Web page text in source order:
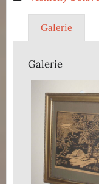
Galerie
Galerie